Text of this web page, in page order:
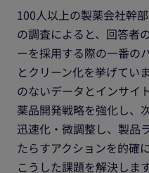
100人以上の製薬会社幹
の調査によると、回答者
ーを採用する際の一番の
とクリーン化を挙げてい
のないデータとインサイ
薬品開発戦略を強化し、
迅速化・微調整し、製品
たらすアクションを的確
こうした課題を解決します